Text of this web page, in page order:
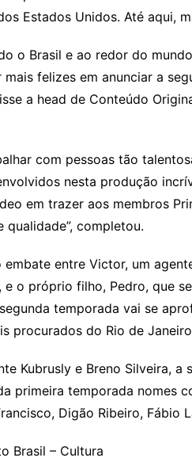
Estados Unidos. Até aqui,
o Brasil e ao redor do
mais felizes em anunciar a
a head de Conteúdo
com pessoas tão
nesta produção
em trazer aos membros
completou.
entre Victor, um
e o próprio filho, Pedro, que
temporada vai se
procurados do Rio de
Kubrusly e Breno Silveira,
primeira temporada nomes
Digão Ribeiro,
Brasil – Cultura